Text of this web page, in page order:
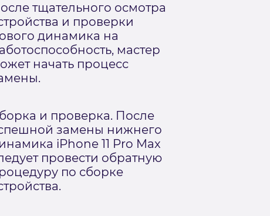
тщательного осмотра
и проверки
динамика на
мастер
начать процесс
и проверка. После
замены нижнего
iPhone 11 Pro Max
провести обратную
по сборке